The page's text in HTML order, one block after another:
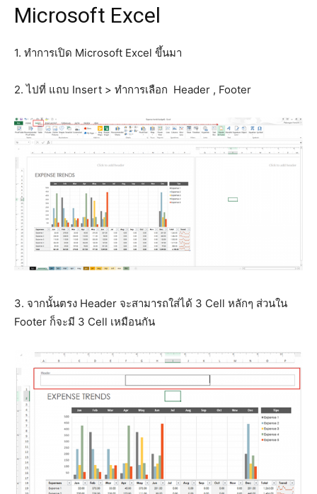
Microsoft Excel
1. ทำการเปิด Microsoft Excel ขึ้นมา
2. ไปที่ แถบ Insert > ทำการเลือก Header , Footer
3. จากนั้นตรง Header จะสามารถใส่ได้ 3 Cell หลักๆ ส่วนใน
Footer ก็จะมี 3 Cell เหมือนกัน